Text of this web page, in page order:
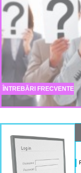
ÎNTREBĂRI FRECVENTE